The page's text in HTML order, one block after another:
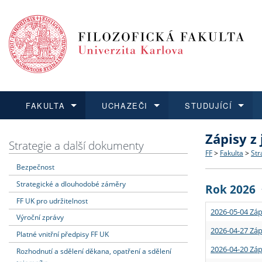
FAKULTA
Dozvědět se více
Struktura
Strategie
Podpora
UCHAZEČI
Podat přihlášku
Co
Učitelské
STUDUJÍCÍ
Dozvědět se více
Rigorózní
Dozvědět se více
O vědě a
Granty a
Dozvědět se více
Aktuální
Strategie a další dokumenty
Bezpečnost
Strategické a dlouhodobé záměry
FF UK pro udržitelnost
Výroční zprávy
Platné vnitřní předpisy FF UK
Rozhodnutí a sdělení děkana, opatření a sdělení
Zápisy
FF > Fakulta >
Rok 2026
2026-05-04
2026-04-27
2026-04-20